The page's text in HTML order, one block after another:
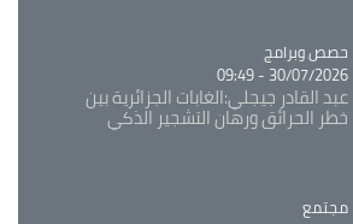
Catégorie
حصص وبرامج
30/07/2026 - 09:49
عبد القادر جيجلي:الغابات الجزائرية بين
خطر الحرائق ورهان التشجير الذكي
Catégorie
مجتمع